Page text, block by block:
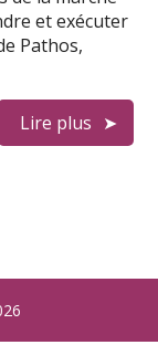
et exécuter
Pathos,
Lire plus